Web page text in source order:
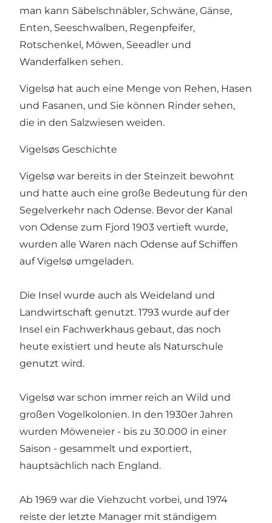
man kann Säbelschnäbler, Schwäne, Gänse,
Enten, Seeschwalben, Regenpfeifer,
Rotschenkel, Möwen, Seeadler und
Wanderfalken sehen.
Vigelsø hat auch eine Menge von Rehen, Hasen
und Fasanen, und Sie können Rinder sehen,
die in den Salzwiesen weiden.
Vigelsøs Geschichte
Vigelsø war bereits in der Steinzeit bewohnt
und hatte auch eine große Bedeutung für den
Segelverkehr nach Odense. Bevor der Kanal
von Odense zum Fjord 1903 vertieft wurde,
wurden alle Waren nach Odense auf Schiffen
auf Vigelsø umgeladen.
Die Insel wurde auch als Weideland und
Landwirtschaft genutzt. 1793 wurde auf der
Insel ein Fachwerkhaus gebaut, das noch
heute existiert und heute als Naturschule
genutzt wird.
Vigelsø war schon immer reich an Wild und
großen Vogelkolonien. In den 1930er Jahren
wurden Möweneier - bis zu 30.000 in einer
Saison - gesammelt und exportiert,
hauptsächlich nach England.
Ab 1969 war die Viehzucht vorbei, und 1974
reiste der letzte Manager mit ständigem